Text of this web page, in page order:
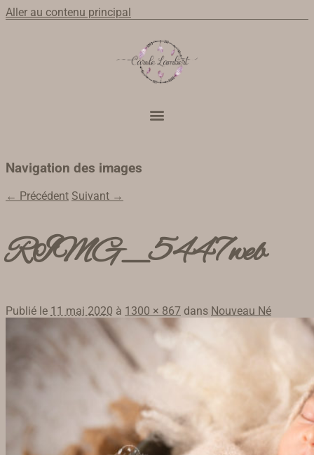
Aller au contenu principal
Navigation des images
← Précédent Suivant →
RIMG_5447web
Publié le 11 mai 2020 à 1300 × 867 dans Nouveau Né